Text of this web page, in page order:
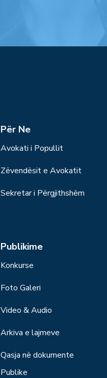
Për Ne
Avokati i Popullit
Zëvendësit e Avokatit
Sekretar i Përgjithshëm
Publikime
Konkurse
Foto Galeri
Video & Audio
Arkiva e lajmeve
Qasja në dokumente
Publike